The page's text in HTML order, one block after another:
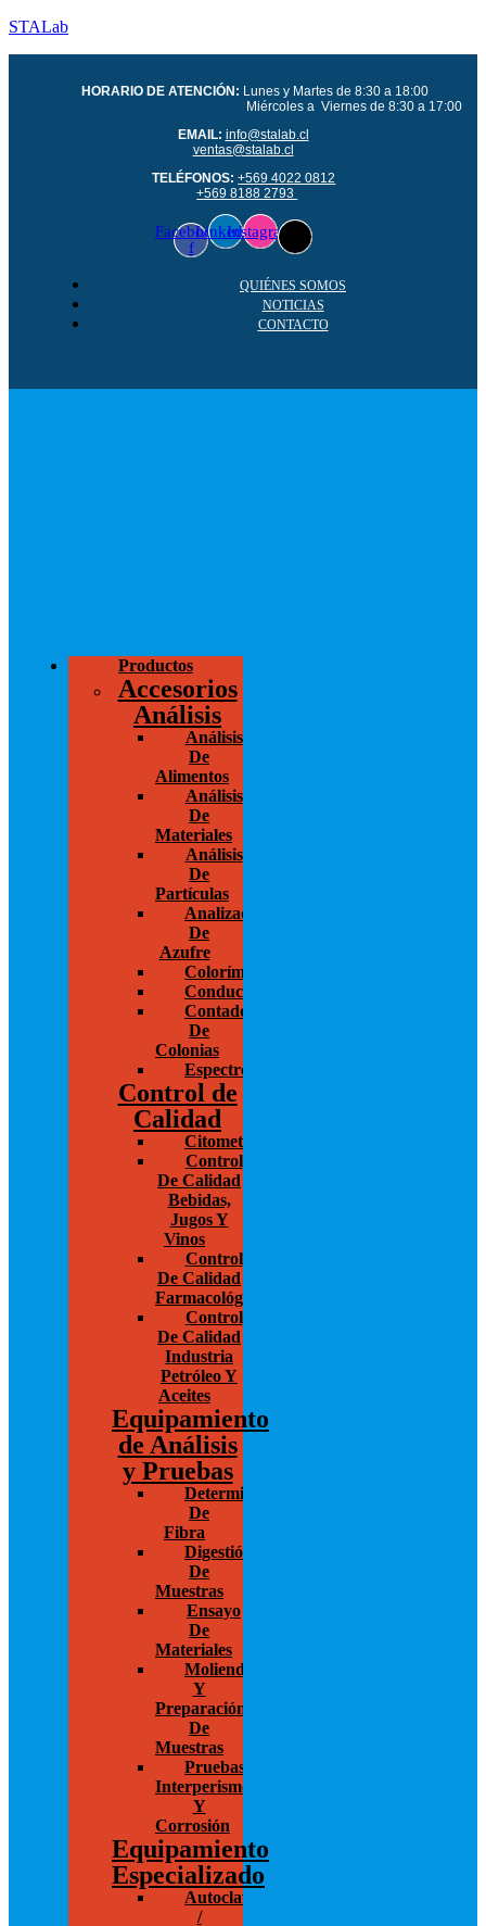
STALab
HORARIO DE ATENCIÓN: Lunes y Martes de 8:30 a 18:00
Miércoles a Viernes de 8:30 a 17:00
EMAIL: info@stalab.cl
ventas@stalab.cl
TELÉFONOS:+569 4022 0812
+569 8188 2793
Facebook-
f
LinkedinInstagram
QUIÉNES SOMOS
NOTICIAS
CONTACTO
Productos
Accesorios
Análisis
Análisis
De
Alimentos
Análisis
De
Materiales
Análisis
De
Partículas
Analizador
De
Azufre
Colorímetros
Conductivímetros
Contador
De
Colonias
Espectrofotometría
Control de
Calidad
Citometría
Control
De Calidad
Bebidas,
Jugos Y
Vinos
Control
De Calidad
Farmacológico
Control
De Calidad
Industria
Petróleo Y
Aceites
Equipamiento
de Análisis
y Pruebas
Determinación
De
Fibra
Digestión
De
Muestras
Ensayo
De
Materiales
Molienda
Y
Preparación
De
Muestras
Pruebas
Interperismo
Y
Corrosión
Equipamiento
Especializado
Autoclaves
/